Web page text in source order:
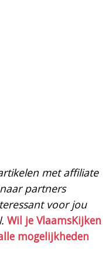
met affiliate
partners
voor jou
Wil je VlaamsKijken
mogelijkheden